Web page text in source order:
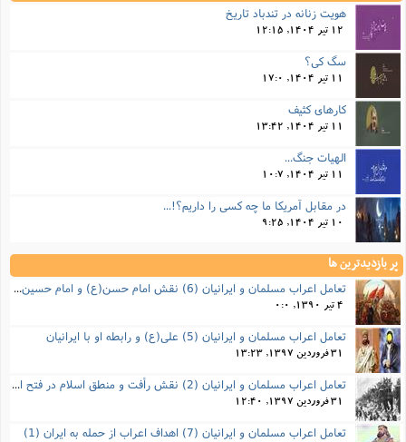
هویت زنانه در تندباد تاریخ
12 تیر 1404, 12:15
سگ کی؟
11 تیر 1404, 17:0
کارهای کثیف
11 تیر 1404, 13:42
الهیات جنگ...
11 تیر 1404, 10:7
در مقابل آمریکا ما چه کسی را داریم؟!...
10 تیر 1404, 9:25
پر بازدیدترین ها
تعامل اعراب مسلمان و ایرانیان (6) نقش امام حسن(ع) و امام حسین(ع) در فتح ایران
4 تیر 1390, 0:0
تعامل اعراب مسلمان و ایرانیان (5) علی(ع) و رابطه‌ او با ایرانیان
31 فروردین 1397, 13:23
تعامل اعراب مسلمان و ایرانیان (2) نقش رأفت و منطق اسلام در فتح ایران
31 فروردین 1397, 12:40
تعامل اعراب مسلمان و ایرانیان (7) اهداف اعراب از حمله به ایران (1)